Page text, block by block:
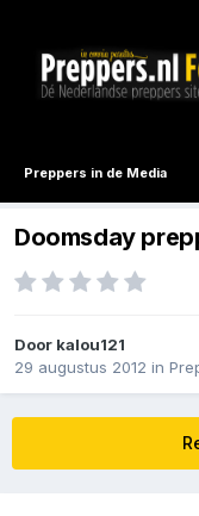
Preppers in de Media
Doomsday
Door kalou121
29 augustus 2012 in